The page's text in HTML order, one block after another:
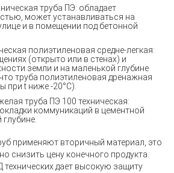
труба ПЭ: обладает
может устанавливаться на
и в помещении под бетонной
полиэтиленовая средне-легкая:
(открыто или в стенах) и
земли и на маленькой глубине
труба полиэтиленовая дренажная
при t ниже -20°C).
труба ПЭ 100 техническая:
коммуникаций в цементной
применяют вторичный материал, это
снизить цену конечного продукта.
технических дает высокую защиту